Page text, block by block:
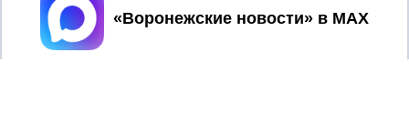
Принять